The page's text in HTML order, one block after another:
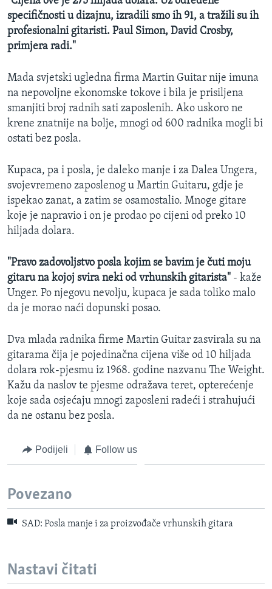
specifičnosti u dizajnu, izradili smo ih 91, a tražili su ih
profesionalni gitaristi. Paul Simon, David Crosby,
primjera radi."
Mada svjetski ugledna firma Martin Guitar nije imuna
na nepovoljne ekonomske tokove i bila je prisiljena
smanjiti broj radnih sati zaposlenih. Ako uskoro ne
krene znatnije na bolje, mnogi od 600 radnika mogli bi
ostati bez posla.
Kupaca, pa i posla, je daleko manje i za Dalea Ungera,
svojevremeno zaposlenog u Martin Guitaru, gdje je
ispekao zanat, a zatim se osamostalio. Mnoge gitare
koje je napravio i on je prodao po cijeni od preko 10
hiljada dolara.
"Pravo zadovoljstvo posla kojim se bavim je čuti moju
gitaru na kojoj svira neki od vrhunskih gitarista" - kaže
Unger. Po njegovu nevolju, kupaca je sada toliko malo
da je morao naći dopunski posao.
Dva mlada radnika firme Martin Guitar zasvirala su na
gitarama čija je pojedinačna cijena više od 10 hiljada
dolara rok-pjesmu iz 1968. godine nazvanu The Weight.
Kažu da naslov te pjesme odražava teret, opterećenje
koje sada osjećaju mnogi zaposleni radeći i strahujući
da ne ostanu bez posla.
Podijeli Follow us
Povezano
SAD: Posla manje i za proizvođače vrhunskih gitara
Nastavi čitati